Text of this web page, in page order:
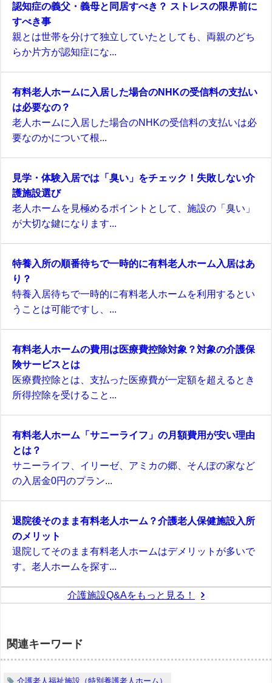
認知症の義父・義母と同居すべき？ ストレスの限界前に
すべき事
親とは世帯を分けて独立していたとしても、両親のどち
らか片方が認知症にな...
有料老人ホームに入居した場合のNHKの受信料の支払い
は必要なの？
老人ホームに入居した場合のNHKの受信料の支払いは必
要なのかについて根...
見学・体験入居では「臭い」をチェック！失敗しない介
護施設選び
老人ホームを見極めるポイントとして、施設の「臭い」
が大切な鍵になります...
特養入所の順番待ちで一時的に有料老人ホーム入居はあ
り？
特養入居待ちで一時的に有料老人ホームを利用するとい
うことは可能ですし、...
有料老人ホームの費用は医療費控除対象？対象の介護保
険サービスとは
医療費控除とは、支払った医療費が一定額を超えるとき
所得控除を受けること...
有料老人ホーム「サニーライフ」の月額費用が安い理由
とは？
サニーライフ、イリーゼ、アミカの郷、そんぽの家など
の入居金0円のプラン...
退院後そのまま有料老人ホーム？介護老人保健施設入所
のメリット
退院してそのまま有料老人ホームはデメリットが多いで
す。老人ホームを探す...
介護施設Q&Aをもっと見る！
関連キーワード
介護老人福祉施設（特別養護老人ホーム）